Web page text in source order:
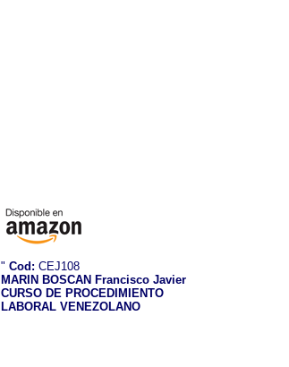
" Cod: CEJ108
MARIN BOSCAN Francisco Javier
CURSO DE PROCEDIMIENTO
LABORAL VENEZOLANO